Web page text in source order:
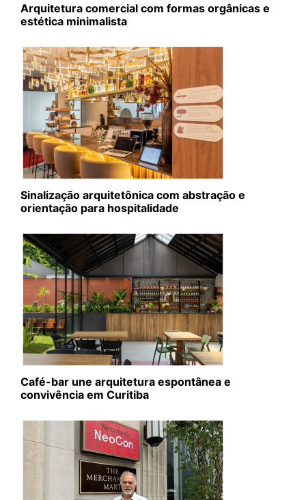
Arquitetura comercial com formas orgânicas e
estética minimalista
Sinalização arquitetônica com abstração e
orientação para hospitalidade
Café-bar une arquitetura espontânea e
convivência em Curitiba